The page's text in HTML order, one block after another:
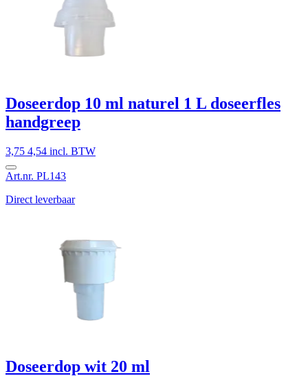
Doseerdop 10 ml naturel 1 L doseerfles
handgreep
3,75 4,54 incl. BTW
Art.nr. PL143
Direct leverbaar
Doseerdop wit 20 ml